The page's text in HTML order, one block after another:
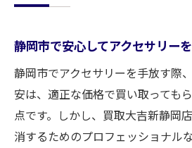
静岡市で安心してアクセサリー
静岡市でアクセサリーを手放す際
安は、適正な価格で買い取っても
点です。しかし、買取大吉新静岡
消するためのプロフェッショナル